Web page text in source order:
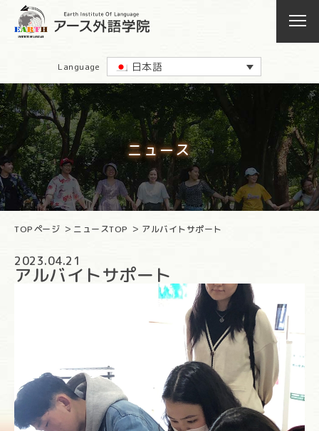
Language 日本語
ニュース
TOPページ ニュースTOP アルバイトサポート
2023.04.21
アルバイトサポート